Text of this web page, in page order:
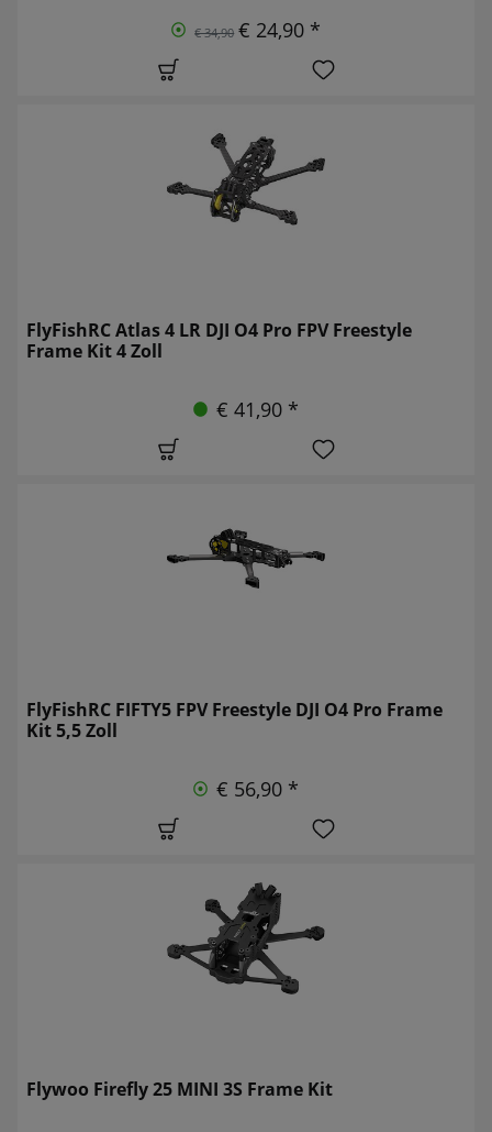
€ 34,90 € 24,90 *
FlyFishRC Atlas 4 LR DJI O4 Pro FPV Freestyle
Frame Kit 4 Zoll
€ 41,90 *
FlyFishRC FIFTY5 FPV Freestyle DJI O4 Pro Frame
Kit 5,5 Zoll
€ 56,90 *
Flywoo Firefly 25 MINI 3S Frame Kit